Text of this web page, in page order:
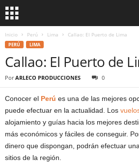
Inicio Perú Lima Callao: El Puerto de Lima
PERÚ LIMA
Callao: El Puerto de
Por ARLECO PRODUCCIONES 0
Conocer el Perú es una de las mejores
puede efectuar en la actualidad. Los
alojamiento y guías hacia los mejores
más económicos y fáciles de conseguir.
dinero que dispongan, podrán efectuar
sitios de la región.